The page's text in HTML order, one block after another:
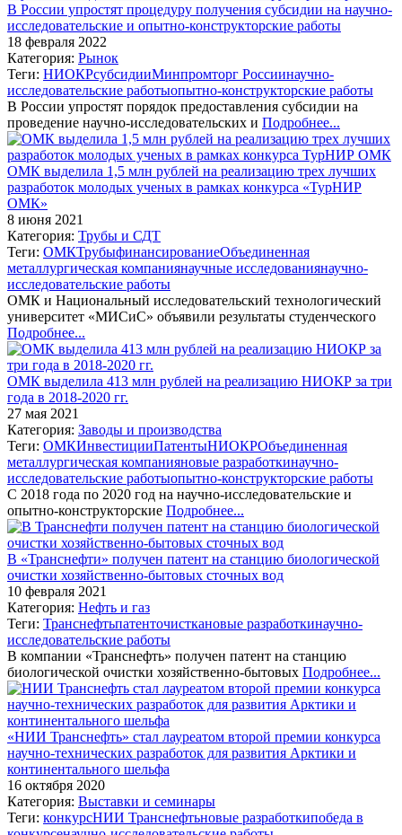
В России упростят процедуру получения субсидии на научно-
исследовательские и опытно-конструкторские работы
18 февраля 2022
Категория: Рынок
Теги: НИОКРсубсидииМинпромторг Россиинаучно-
исследовательские работыопытно-конструкторские работы
В России упростят порядок предоставления субсидии на
проведение научно-исследовательских и Подробнее...
ОМК выделила 1,5 млн рублей на реализацию трех лучших
разработок молодых ученых в рамках конкурса «ТурНИР
ОМК»
8 июня 2021
Категория: Трубы и СДТ
Теги: ОМКТрубыфинансированиеОбъединенная
металлургическая компаниянаучные исследованиянаучно-
исследовательские работы
ОМК и Национальный исследовательский технологический
университет «МИСиС» объявили результаты студенческого
Подробнее...
ОМК выделила 413 млн рублей на реализацию НИОКР за три
года в 2018-2020 гг.
27 мая 2021
Категория: Заводы и производства
Теги: ОМКИнвестицииПатентыНИОКРОбъединенная
металлургическая компанияновые разработкинаучно-
исследовательские работыопытно-конструкторские работы
С 2018 года по 2020 год на научно-исследовательские и
опытно-конструкторские Подробнее...
В «Транснефти» получен патент на станцию биологической
очистки хозяйственно-бытовых сточных вод
10 февраля 2021
Категория: Нефть и газ
Теги: Транснефтьпатенточисткановые разработкинаучно-
исследовательские работы
В компании «Транснефть» получен патент на станцию
биологической очистки хозяйственно-бытовых Подробнее...
«НИИ Транснефть» стал лауреатом второй премии конкурса
научно-технических разработок для развития Арктики и
континентального шельфа
16 октября 2020
Категория: Выставки и семинары
Теги: конкурсНИИ Транснефтьновые разработкипобеда в